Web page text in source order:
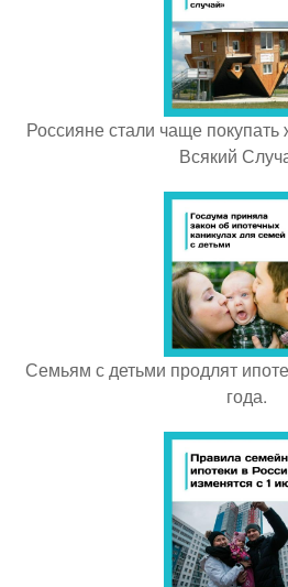
Россияне стали чаще
Всякий
Семьям с детьми продлят
года.